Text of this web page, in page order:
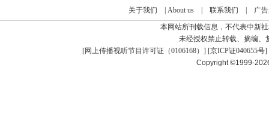
关于我们 | About us| 联系我们 |
广
本网站所刊载信息，不代表中新
未经授权禁止转载、摘编、
[网上传播视听节目许可证（0106168） ] [京ICP证040655号]
Copyright ©1999-